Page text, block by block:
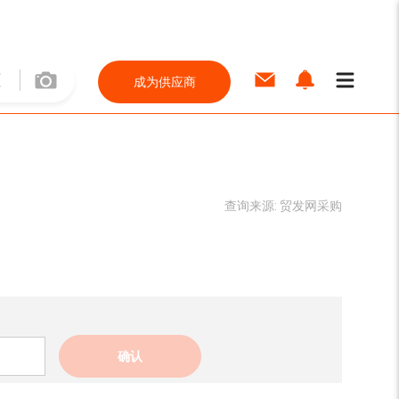
成为供应商
查询来源: 贸发网采购
确认